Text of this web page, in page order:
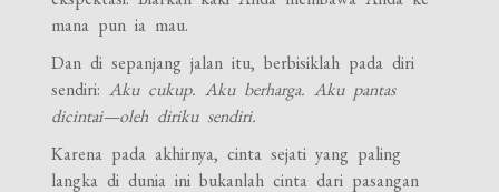
mana pun ia mau.
Dan di sepanjang jalan itu, berbisiklah pada diri
sendiri:Aku cukup. Aku berharga. Aku pantas
dicintai—oleh diriku sendiri.
Karena pada akhirnya, cinta sejati yang paling
langka di dunia ini bukanlah cinta dari pasangan